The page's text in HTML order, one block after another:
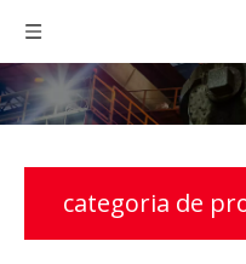
categoria de